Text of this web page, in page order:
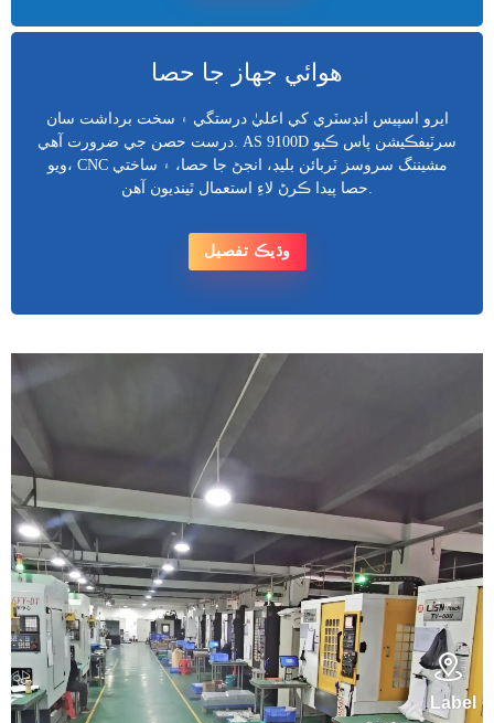
هوائي جهاز جا حصا
ايرو اسپيس انڊسٽري کي اعليٰ درستگي ۽ سخت برداشت سان
درست حصن جي ضرورت آهي. AS 9100D سرٽيفڪيشن پاس ڪيو
ويو، CNC مشيننگ سروسز ٽربائن بليڊ، انجڻ جا حصا، ۽ ساختي
وڌيڪ تفصيل